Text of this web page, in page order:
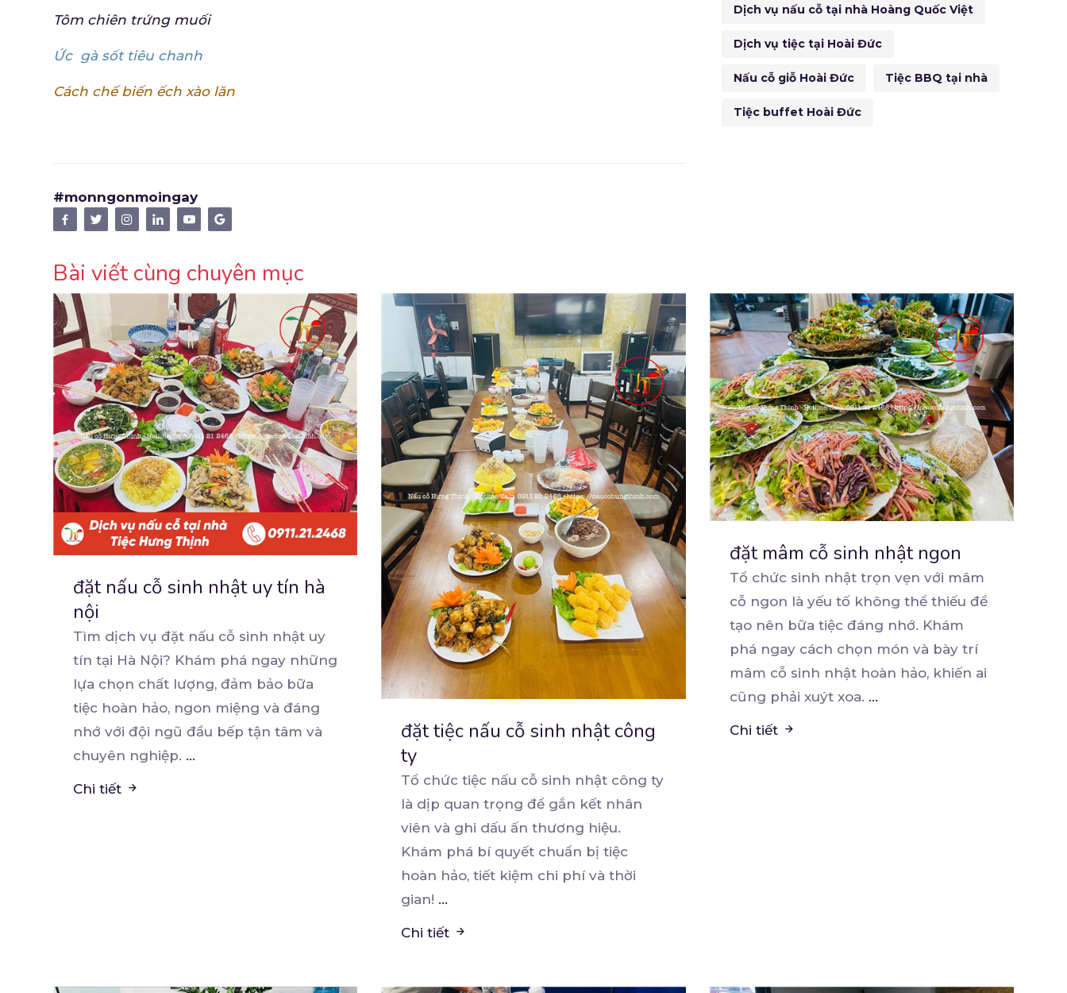
Tôm chiên trứng muối
Ức gà sốt tiêu chanh
Cách chế biến ếch xào lăn
#monngonmoingay
Dịch vụ nấu cỗ tại nhà Hoàng Quốc Việt
Dịch vụ tiệc tại Hoài Đức
Nấu cỗ giỗ Hoài Đức Tiệc BBQ tại nhà
Tiệc buffet Hoài Đức
Bài viết cùng chuyên mục
đặt nấu cỗ sinh nhật uy tín hà
nội
Tìm dịch vụ đặt nấu cỗ sinh nhật uy
tín tại Hà Nội? Khám phá ngay những
lựa chọn chất lượng, đảm bảo bữa
tiệc hoàn hảo, ngon miệng và đáng
nhớ với đội ngũ đầu bếp tận tâm và
chuyên nghiệp. ...
Chi tiết
đặt tiệc nấu cỗ sinh nhật công
ty
Tổ chức tiệc nấu cỗ sinh nhật công ty
là dịp quan trọng để gắn kết nhân
viên và ghi dấu ấn thương hiệu.
Khám phá bí quyết chuẩn bị tiệc
hoàn hảo, tiết kiệm chi phí và thời
gian! ...
Chi tiết
đặt mâm cỗ sinh nhật ngon
Tổ chức sinh nhật trọn vẹn với mâm
cỗ ngon là yếu tố không thể thiếu để
tạo nên bữa tiệc đáng nhớ. Khám
phá ngay cách chọn món và bày trí
mâm cỗ sinh nhật hoàn hảo, khiến ai
cũng phải xuýt xoa. ...
Chi tiết